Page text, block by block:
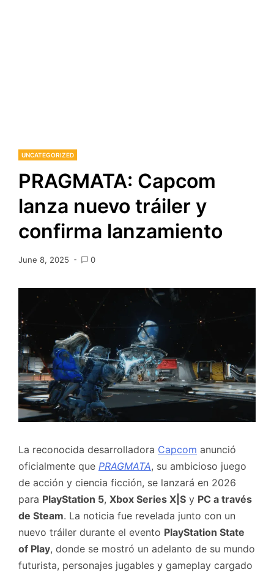
UNCATEGORIZED
PRAGMATA: Capcom
lanza nuevo tráiler y
confirma lanzamiento
June 8, 2025 0
La reconocida desarrolladora Capcom anunció
oficialmente que PRAGMATA, su ambicioso juego
de acción y ciencia ficción, se lanzará en 2026
para PlayStation 5, Xbox Series X|S y PC a través
de Steam. La noticia fue revelada junto con un
nuevo tráiler durante el evento PlayStation State
of Play, donde se mostró un adelanto de su mundo
futurista, personajes jugables y gameplay cargado